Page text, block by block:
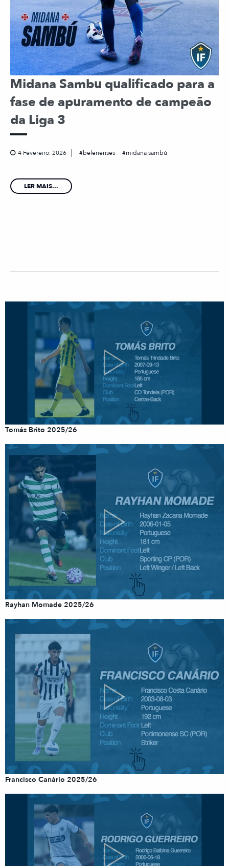
Midana Sambu qualificado para a
fase de apuramento de campeão
da Liga 3
4 Fevereiro, 2026 belenenses midana sambú
LER MAIS...
Tomás Brito 2025/26
Rayhan Momade 2025/26
Francisco Canário 2025/26